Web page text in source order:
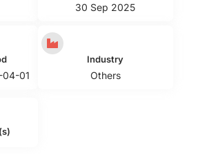
30 Sep 2025
01
Industry
Others